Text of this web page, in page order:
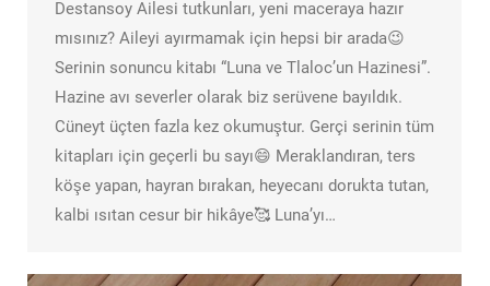
Destansoy Ailesi tutkunları, yeni maceraya hazır
mısınız? Aileyi ayırmamak için hepsi bir arada😉
Serinin sonuncu kitabı “Luna ve Tlaloc’un Hazinesi”.
Hazine avı severler olarak biz serüvene bayıldık.
Cüneyt üçten fazla kez okumuştur. Gerçi serinin tüm
kitapları için geçerli bu sayı😄 Meraklandıran, ters
köşe yapan, hayran bırakan, heyecanı dorukta tutan,
kalbi ısıtan cesur bir hikâye🥰 Luna’yı…